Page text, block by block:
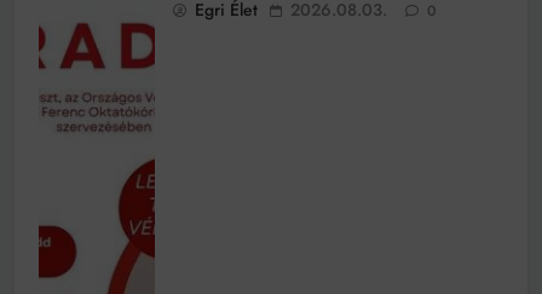
Egri Élet 2026.08.03. 0